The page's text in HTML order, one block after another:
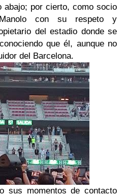
abajo; por cierto, como socio
con su respeto y
del estadio donde se
que él, aunque no
del Barcelona.
sus momentos de contacto